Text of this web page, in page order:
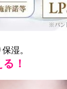
湿。
！